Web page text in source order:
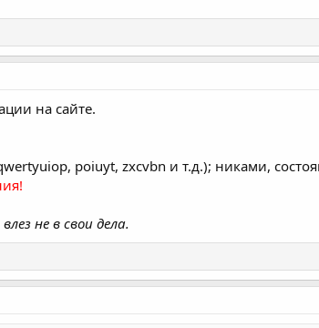
на сайте.
poiuyt, zxcvbn и т.д.); никами,
не в свои дела.